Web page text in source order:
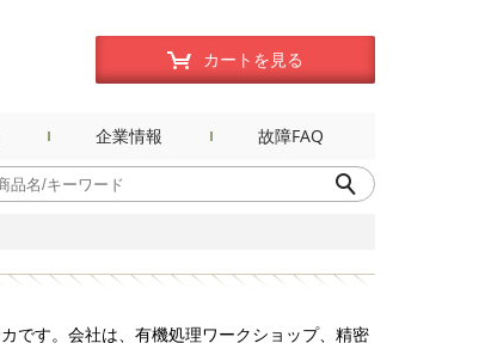
カートを見る
企業情報 故障FAQ
です。会社は、有機処理ワークショップ、精密